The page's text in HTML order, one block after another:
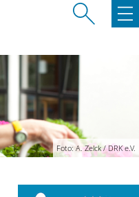
Foto: A. Zelck / DRK e.V.